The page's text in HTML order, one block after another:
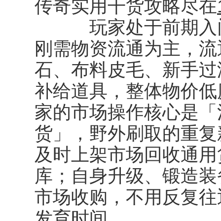
传奇实用干货攻略尽在
玩家处于前期入门
刚需物资流通为主，
石、布料皮毛、新手
补给道具，整体物价
家的市场操作核心是
货」，野外刷取的重
及时上架市场回收通
库；自身升级、锻造
市场收购，不用反复